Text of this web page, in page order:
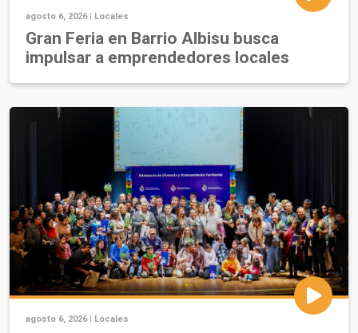
agosto 6, 2026 | Locales
Gran Feria en Barrio Albisu busca
impulsar a emprendedores locales
agosto 6, 2026 | Locales